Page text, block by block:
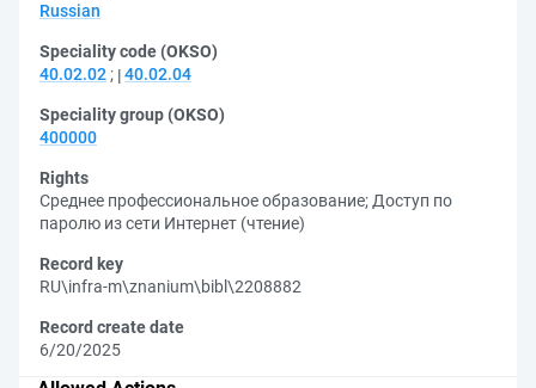
Russian
Speciality code (OKSO)
40.02.02 ; 40.02.04
Speciality group (OKSO)
400000
Rights
Среднее профессиональное образование; Доступ по
паролю из сети Интернет (чтение)
Record key
RU\infra-m\znanium\bibl\2208882
Record create date
6/20/2025